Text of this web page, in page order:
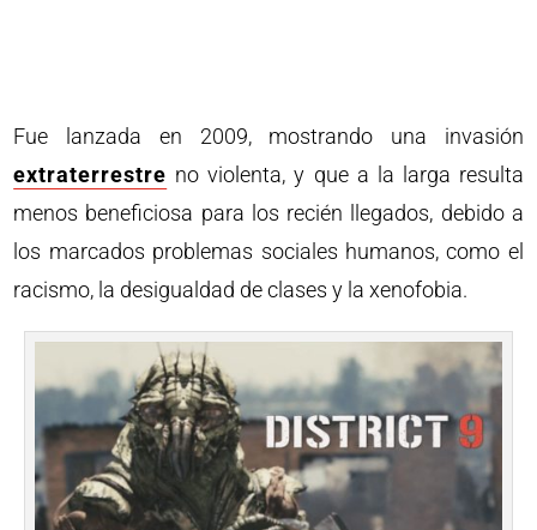
Fue lanzada en 2009, mostrando una invasión
extraterrestre no violenta, y que a la larga resulta
menos beneficiosa para los recién llegados, debido a
los marcados problemas sociales humanos, como el
racismo, la desigualdad de clases y la xenofobia.